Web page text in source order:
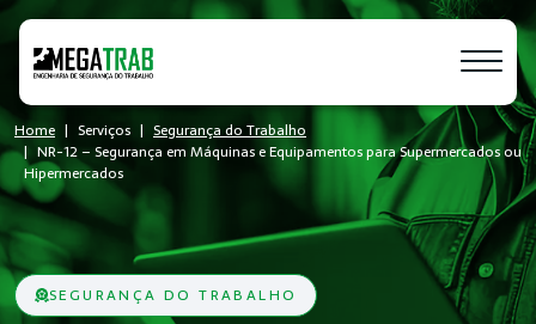
Home Serviços
Segurança do Trabalho
NR-12 – Segurança em Máquinas e Equipamentos para Supermercados ou
Hipermercados
SEGURANÇA DO TRABALHO